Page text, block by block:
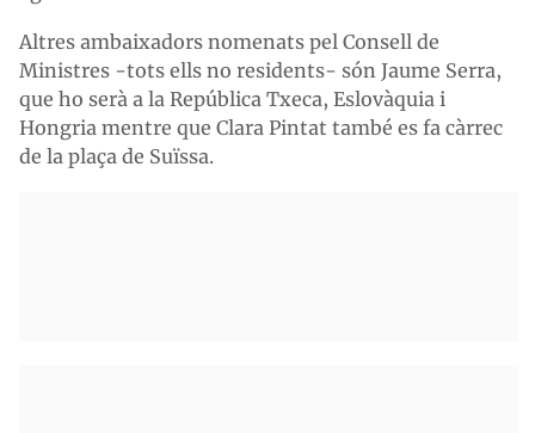
Altres ambaixadors nomenats pel Consell de
Ministres -tots ells no residents- són Jaume Serra,
que ho serà a la República Txeca, Eslovàquia i
Hongria mentre que Clara Pintat també es fa càrrec
de la plaça de Suïssa.